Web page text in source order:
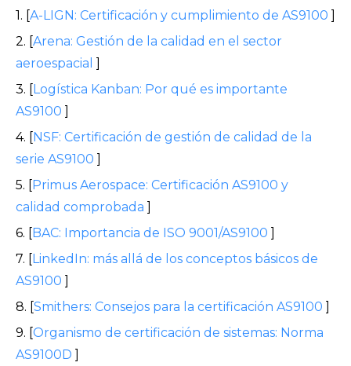
1. [A-LIGN: Certificación y cumplimiento de AS9100 ]
2. [Arena: Gestión de la calidad en el sector
aeroespacial ]
3. [Logística Kanban: Por qué es importante
AS9100 ]
4. [NSF: Certificación de gestión de calidad de la
serie AS9100 ]
5. [Primus Aerospace: Certificación AS9100 y
calidad comprobada ]
6. [BAC: Importancia de ISO 9001/AS9100 ]
7. [LinkedIn: más allá de los conceptos básicos de
AS9100 ]
8. [Smithers: Consejos para la certificación AS9100 ]
9. [Organismo de certificación de sistemas: Norma
AS9100D ]